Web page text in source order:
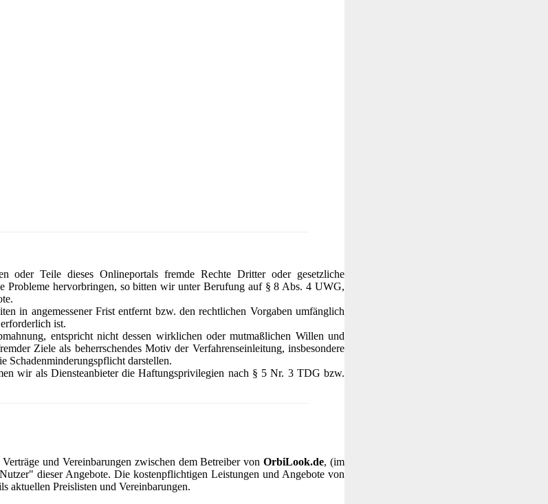
oder Teile dieses Onlineportals fremde Rechte Dritter oder gesetzliche
Probleme hervorbringen, so bitten wir unter Berufung auf § 8 Abs. 4 UWG,
in angemessener Frist entfernt bzw. den rechtlichen Vorgaben umfänglich
ist.
entspricht nicht dessen wirklichen oder mutmaßlichen Willen und
Ziele als beherrschendes Motiv der Verfahrenseinleitung, insbesondere
Schadenminderungspflicht darstellen.
wir als Diensteanbieter die Haftungsprivilegien nach § 5 Nr. 3 TDG bzw.
und Vereinbarungen zwischen dem Betreiber vonOrbiLook.de, (im
dieser Angebote. Die kostenpflichtigen Leistungen und Angebote von
aktuellen Preislisten und Vereinbarungen.